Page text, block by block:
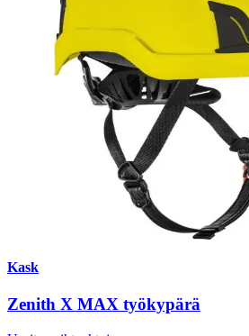
Kask
Zenith X MAX työkypärä